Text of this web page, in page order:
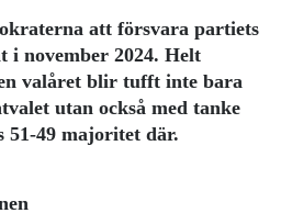
att försvara partiets
i november 2024. Helt
valåret blir tufft inte bara
utan också med tanke
51-49 majoritet där.